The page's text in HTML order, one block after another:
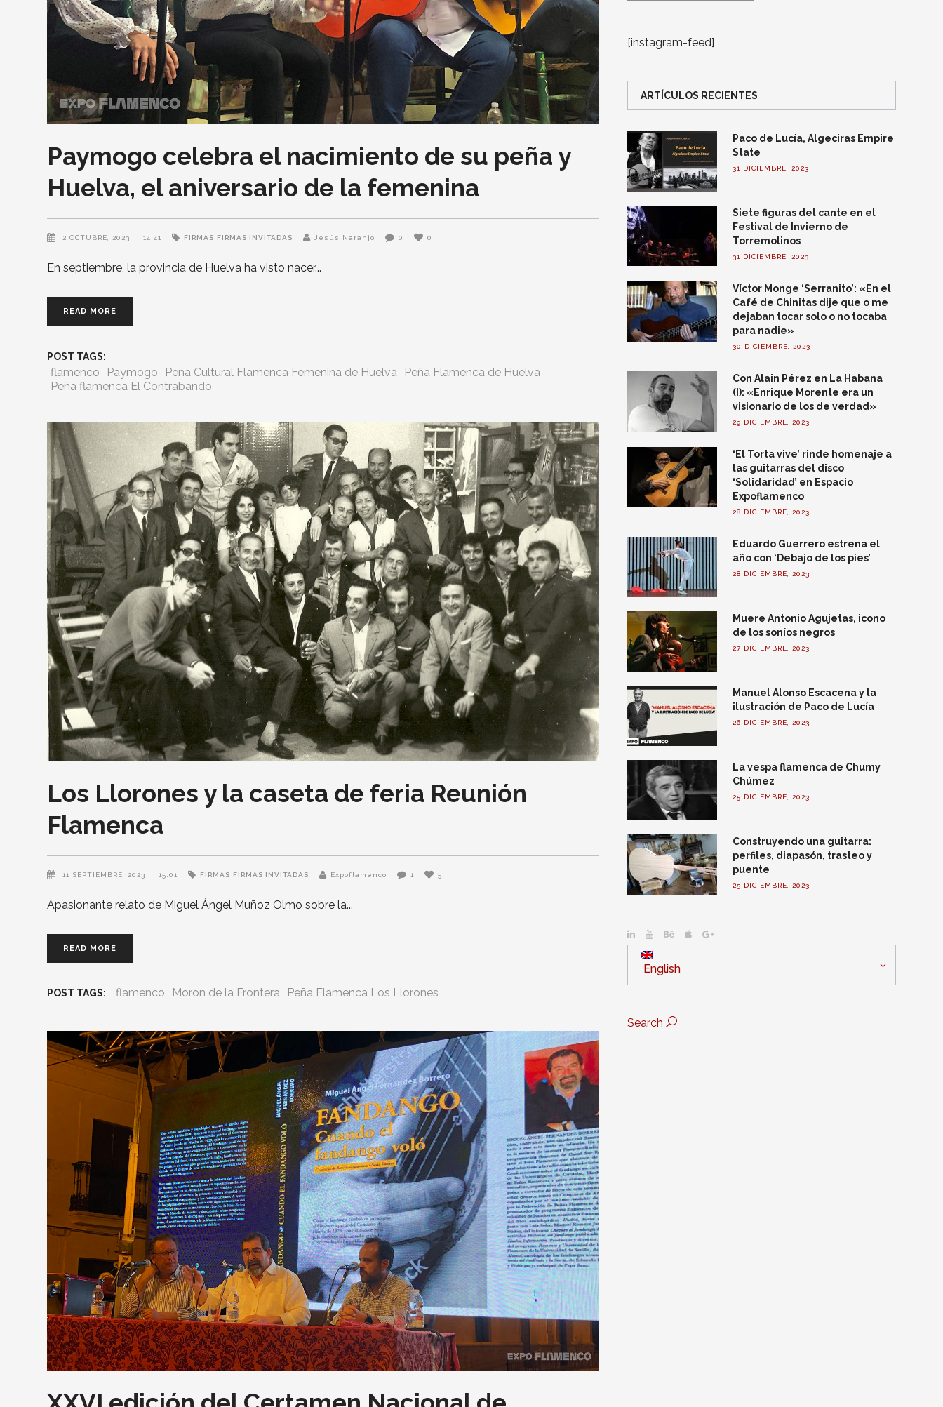
Paymogo celebra el nacimiento de su peña y
Huelva, el aniversario de la femenina
2 OCTUBRE, 2023 14:41 FIRMAS FIRMAS INVITADAS Jesús Naranjo 0 0
En septiembre, la provincia de Huelva ha visto nacer
READ MORE
POST TAGS:
flamenco Paymogo Peña Cultural Flamenca Femenina de Huelva
Peña Flamenca de Huelva
Peña flamenca El Contrabando
Los Llorones y la caseta de feria Reunión
Flamenca
11 SEPTIEMBRE, 2023 15:01 FIRMAS FIRMAS INVITADAS Expoflamenco 1 5
Apasionante relato de Miguel Ángel Muñoz Olmo sobre la
READ MORE
POST TAGS: flamenco Moron de la Frontera Peña Flamenca Los Llorones
[instagram-feed]
ARTÍCULOS RECIENTES
Paco de Lucía, Algeciras Empire
State
31 DICIEMBRE, 2023
Siete figuras del cante en el
Festival de Invierno de
Torremolinos
31 DICIEMBRE, 2023
Víctor Monge ‘Serranito’: «En el
Café de Chinitas dije que o me
dejaban tocar solo o no tocaba
para nadie»
30 DICIEMBRE, 2023
Con Alain Pérez en La Habana
(I): «Enrique Morente era un
visionario de los de verdad»
29 DICIEMBRE, 2023
‘El Torta vive’ rinde homenaje a
las guitarras del disco
‘Solidaridad’ en Espacio
Expoflamenco
28 DICIEMBRE, 2023
Eduardo Guerrero estrena el
año con ‘Debajo de los pies’
28 DICIEMBRE, 2023
Muere Antonio Agujetas, icono
de los soníos negros
27 DICIEMBRE, 2023
Manuel Alonso Escacena y la
ilustración de Paco de Lucía
26 DICIEMBRE, 2023
La vespa flamenca de Chumy
Chúmez
25 DICIEMBRE, 2023
Construyendo una guitarra:
perfiles, diapasón, trasteo y
puente
25 DICIEMBRE, 2023
English
Search